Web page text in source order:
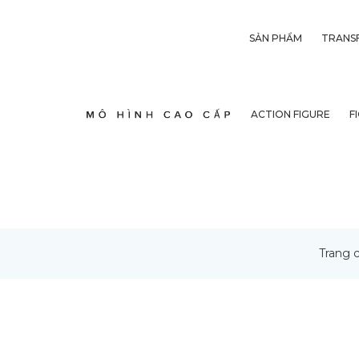
SẢN PHẨM
ACTION FIGURE
Trang